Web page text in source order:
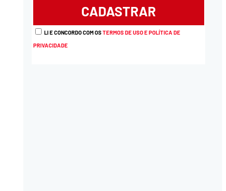
LI E CONCORDO COM OSTERMOS DE USO E POLÍTICA DE
PRIVACIDADE